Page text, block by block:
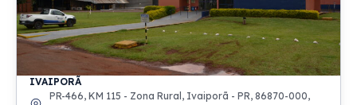
IVAIPORÃ
PR-466, KM 115 - Zona Rural, Ivaiporã - PR, 86870-000,